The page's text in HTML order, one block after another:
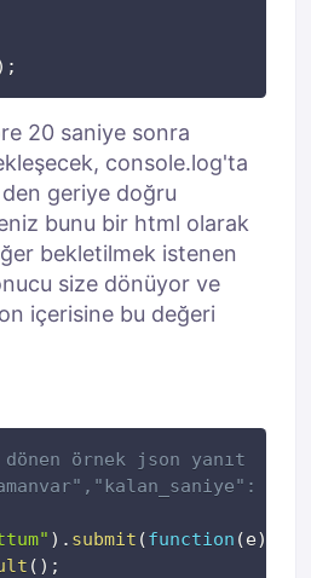
;
20 saniye sonra
console.log'ta
geriye doğru
bunu bir html olarak
bekletilmek istenen
size dönüyor ve
içerisine bu değeri
örnek json yanıt
20}
) . submit (function (e)
( ) ;